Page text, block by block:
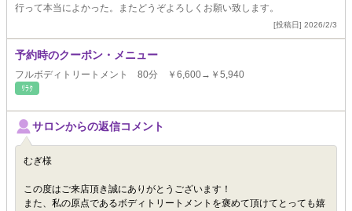
行って本当によかった。またどうぞよろしくお願い致します。
[投稿日] 2026/2/3
予約時のクーポン・メニュー
フルボディトリートメント 80分 ￥6,600→￥5,940
ﾘﾗｸ
サロンからの返信コメント
むぎ様
この度はご来店頂き誠にありがとうございます！
また、私の原点であるボディトリートメントを褒めて頂けてとっても嬉